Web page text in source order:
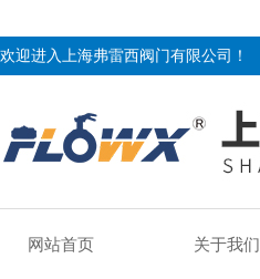
欢迎进入上海弗雷西阀门有限公司！
网站首页 关于我们